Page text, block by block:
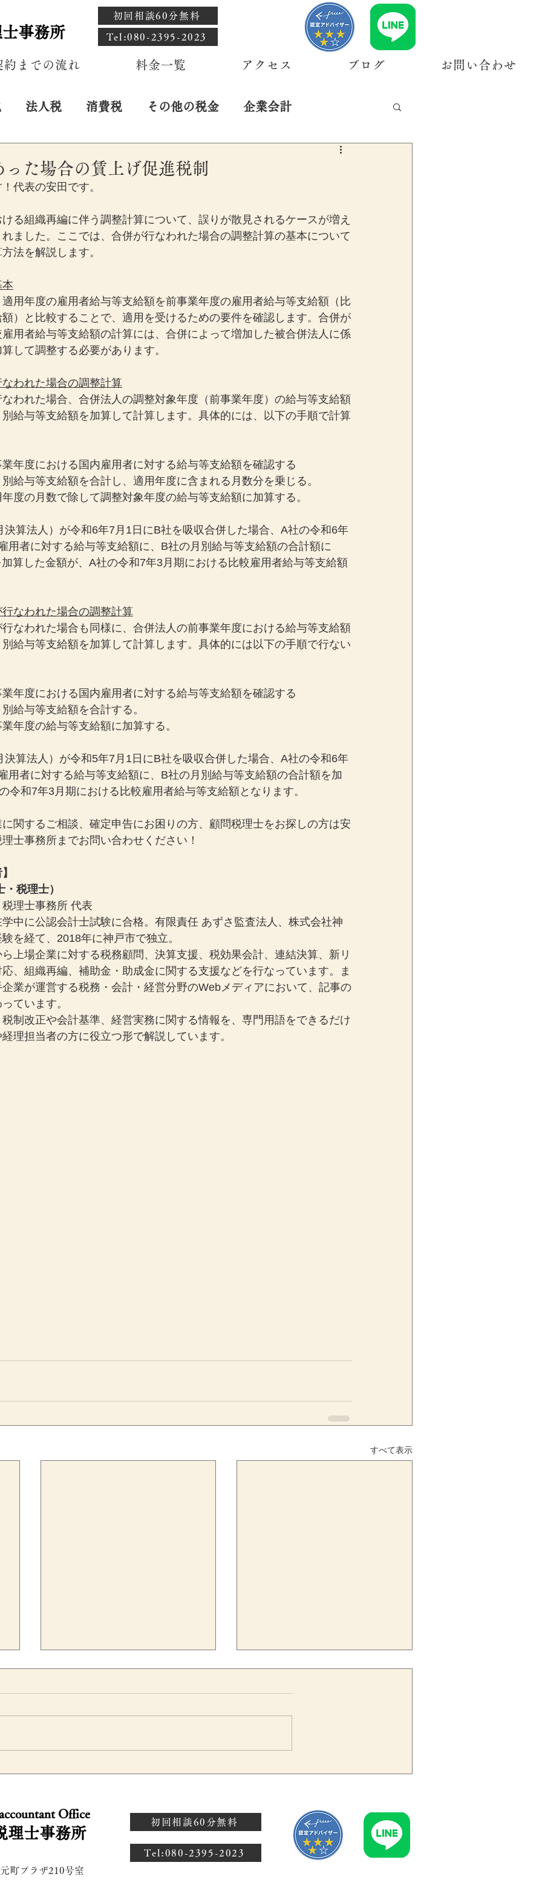
事務所
初回相談60分無料
​Tel:080-2395-2023
約までの流れ 料金一覧 アクセス ブログ お問い合わせ
法人税 消費税 その他の税金 企業会計
った場合の賃上げ促進税制
代表の安田です。
る組織再編に伴う調整計算について、誤りが散見されるケースが増え
ました。ここでは、合併が行なわれた場合の調整計算の基本について
法を解説します。
用年度の雇用者給与等支給額を前事業年度の雇用者給与等支給額（比
）と比較することで、適用を受けるための要件を確認します。合併が
用者給与等支給額の計算には、合併によって増加した被合併法人に係
して調整する必要があります。
われた場合の調整計算
われた場合、合併法人の調整対象年度（前事業年度）の給与等支給額
給与等支給額を加算して計算します。具体的には、以下の手順で計算
年度における国内雇用者に対する給与等支給額を確認する
給与等支給額を合計し、適用年度に含まれる月数分を乗じる。
度の月数で除して調整対象年度の給与等支給額に加算する。
決算法人）が令和6年7月1日にB社を吸収合併した場合、A社の令和6年
用者に対する給与等支給額に、B社の月別給与等支給額の合計額に
算した金額が、A社の令和7年3月期における比較雇用者給与等支給額
なわれた場合の調整計算
なわれた場合も同様に、合併法人の前事業年度における給与等支給額
給与等支給額を加算して計算します。具体的には以下の手順で行ない
年度における国内雇用者に対する給与等支給額を確認する
給与等支給額を合計する。
年度の給与等支給額に加算する。
決算法人）が令和5年7月1日にB社を吸収合併した場合、A社の令和6年
用者に対する給与等支給額に、B社の月別給与等支給額の合計額を加
令和7年3月期における比較雇用者給与等支給額となります。
関するご相談、確定申告にお困りの方、顧問税理士をお探しの方は安
士事務所までお問い合わせください！
税理士）
理士事務所 代表
中に公認会計士試験に合格。有限責任 あずさ監査法人、株式会社神
を経て、2018年に神戸市で独立。
上場企業に対する税務顧問、決算支援、税効果会計、連結決算、新リ
、組織再編、補助金・助成金に関する支援などを行なっています。ま
業が運営する税務・会計・経営分野のWebメディアにおいて、記事の
ています。
制改正や会計基準、経営実務に関する情報を、専門用語をできるだけ
理担当者の方に役立つ形で解説しています。
すべて表示
インボイス制度で免税事業者
る？飲食費1万円基準との関
係も解説
役員退職金はいつ損金算入で
の注意点を税理士が解説
Office
理士事務所
町プラザ210号室
初回相談60分無料
​Tel:080-2395-2023